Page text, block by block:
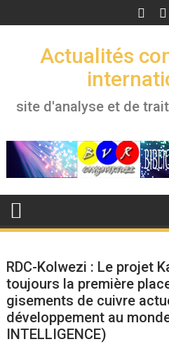
to
Actualités
site d'analyse et de
RDC-Kolwezi : Le projet
toujours la première
gisements de cuivre
développement au
INTELLIGENCE)